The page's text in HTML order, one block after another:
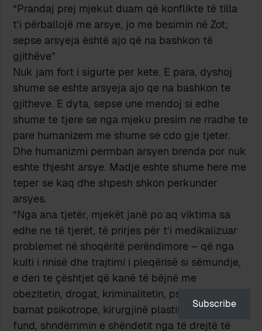
“Prandaj prej mjekut duam që konflikte të tilla
t’i përballojë me arsye, jo me besimin në Zot;
sepse arsyeja është ajo që na bashkon të
gjithëve”
Nuk jam fort i sigurte per kete. E para, dyshoj
shume se eshte arsyeja ajo qe na bashkon te
gjitheve. E dyta, sepse une mendoj si edhe
shume te tjere se nga mjeku presim ne rradhe te
pare humanizem me shume se cdo gje tjeter.
Dhe humanizmi permban arsyen brenda por nuk
eshte thjesht arsye. Madje eshte shume here me
teper se kaq dhe shpesh shkon perkunder
arsyes.
“Nga ana tjetër, mjekët janë po aq viktima sa
edhe ne të tjerët, të prirjes për t’i medikalizuar
problemet në shoqëritë perëndimore – që nga
kulti i rinisë dhe trajtimi i pleqërisë si sëmundje,
e deri te çështjet që kanë të bëjnë me
obezitetin, drogat, kriminalitetin, psikiatrinë dhe
barnat psikotrope, kirurgjinë plastike e, më në
fund, shndërrimin e shëndetit nga të drejtë të
Subscribe